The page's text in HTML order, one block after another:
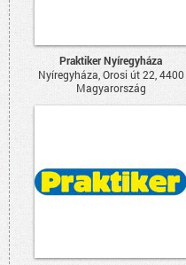
Praktiker Nyíregyháza
Nyíregyháza, Orosi út 22, 4400
Magyarország